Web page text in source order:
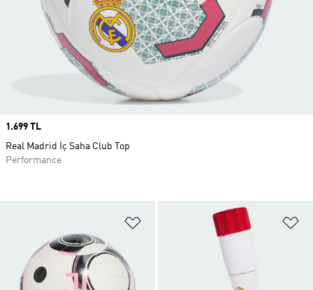
Favori Listesine Ekle
Price
1.699 TL
Real Madrid İç Saha Club Top
Performance